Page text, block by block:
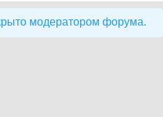
модератором форума.